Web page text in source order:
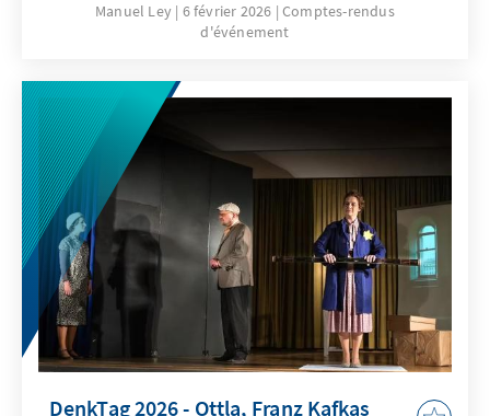
Manuel Ley 6 février 2026 Comptes-rendus
d'événement
DenkTag 2026 - Ottla, Franz Kafkas